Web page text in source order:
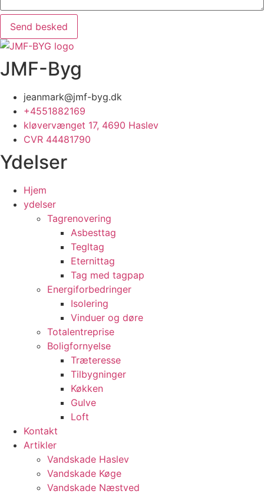
Send besked
JMF-Byg
jeanmark@jmf-byg.dk
+4551882169
kløvervænget 17, 4690 Haslev
CVR 44481790
Ydelser
Hjem
ydelser
Tagrenovering
Asbesttag
Tegltag
Eternittag
Tag med tagpap
Energiforbedringer
Isolering
Vinduer og døre
Totalentreprise
Boligfornyelse
Træteresse
Tilbygninger
Køkken
Gulve
Loft
Kontakt
Artikler
Vandskade Haslev
Vandskade Køge
Vandskade Næstved